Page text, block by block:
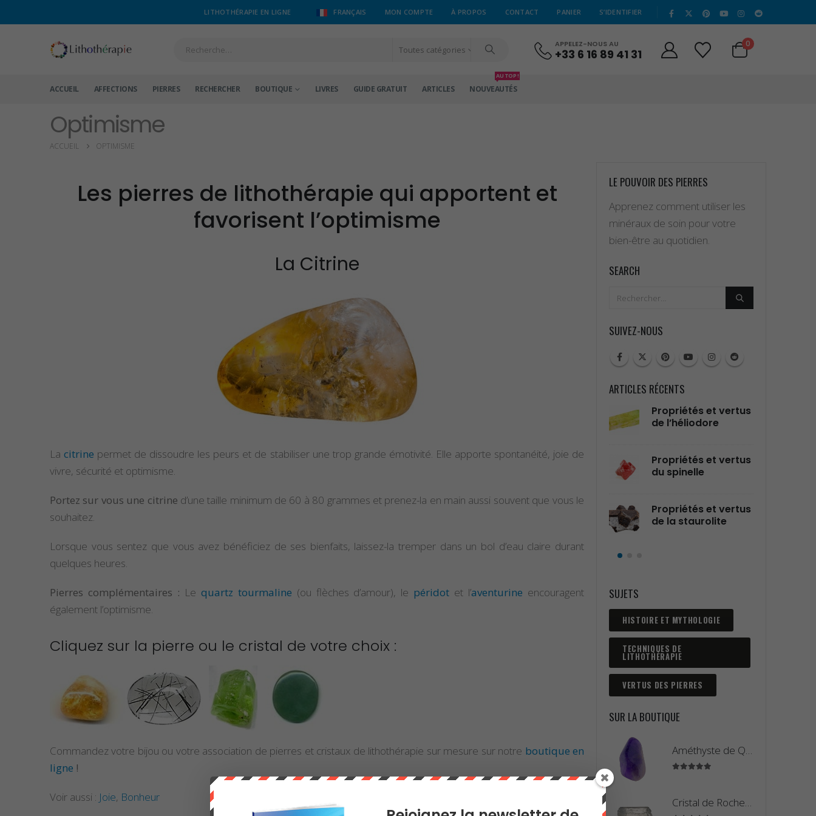
LITHOTHÉRAPIE EN LIGNE FRANÇAIS MON COMPTE À PROPOS CONTACT PANIER S’IDENTIFIER
Toutes catégories
APPELEZ-NOUS AU
+33 6 16 89 41 31
0
ACCUEIL AFFECTIONS PIERRES RECHERCHER BOUTIQUE LIVRES GUIDE GRATUIT ARTICLES NOUVEAUTÉS
AU TOP !
Optimisme
ACCUEIL OPTIMISME
Les pierres de lithothérapie qui apportent et
favorisent l’optimisme
La Citrine
Lacitrine permet de dissoudre les peurs et de stabiliser une trop grande émotivité. Elle apporte spontanéité, joie de
vivre, sécurité et optimisme.
Portez sur vous une citrine d’une taille minimum de 60 à 80 grammes et prenez-la en main aussi souvent que vous le
souhaitez.
Lorsque vous sentez que vous avez bénéficiez de ses bienfaits, laissez-la tremper dans un bol d’eau claire durant
quelques heures.
Pierres complémentaires : Le quartz tourmaline (ou flèches d’amour), le péridot et l’aventurine encouragent
également l’optimisme.
Cliquez sur la pierre ou le cristal de votre choix :
Commandez votre bijou ou votre association de pierres et cristaux de lithothérapie sur mesure sur notre boutique en
ligne !
Voir aussi : Joie, Bonheur
LE POUVOIR DES PIERRES
Apprenez comment utiliser les
minéraux de soin pour votre
bien-être au quotidien.
SEARCH
SUIVEZ-NOUS
ARTICLES RÉCENTS
Propriétés et vertus
de l’alexandrite
Propriétés et vertus
Propriétés et Vertus
Propriétés et Vertus
Propriétés et Vertus
Propriétés et vertus
de l’héliodore
Propriétés et vertus
du spinelle
Propriétés et vertus
de la staurolite
SUJETS
HISTOIRE ET MYTHOLOGIE
TECHNIQUES DE
LITHOTHÉRAPIE
VERTUS DES PIERRES
SUR LA BOUTIQUE
Améthyste de Qualité Extra - Pierre Roulée
Cristal de Roche Madagascar Fragment de Pierre Brute